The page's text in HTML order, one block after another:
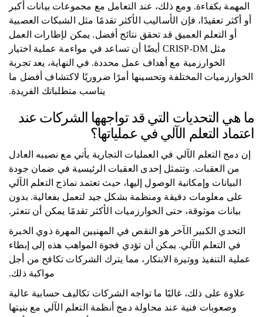
المهمة بكفاءة. ومع ذلك، عند التعامل مع مجموعات بيانات أكبر
أو أكثر تعقيدًا، فإن الأساليب الأكثر تقدمًا مثل الشبكات العصبية
أو التعلم العميق قد تحقق نتائج أفضل. يمكن لإطارات العمل
مثل CRISP-DM أيضًا أن تساعد في مواءمة عملية اختيار
الخوارزمية مع أهداف عمل محددة. في النهاية، يعد تجربة
الخوارزميات المختلفة وتحسينها أمرًا ضروريًا لاكتشاف أفضل ما
يناسب متطلباتك الفريدة.
ما هي التحديات التي قد تواجهها الشركات عند
اعتماد التعلم الآلي في عملياتها؟
إن دمج التعلم الآلي في العمليات التجارية يأتي مع نصيبه العادل
من العقبات. وتتمثل إحدى العقبات الرئيسية في ضمان جودة
البيانات وإمكانية الوصول إليها، حيث تعتمد نماذج التعلم الآلي
على معلومات دقيقة ومنظمة بشكل جيد لتعمل بفعالية. بدون
بيانات موثوقة، حتى الخوارزميات الأكثر تقدمًا يمكن أن تتعثر.
التحدي الكبير الآخر هو النقص في المهنيين المهرة ذوي الخبرة
في التعلم الآلي. يمكن أن تؤدي فجوة المواهب هذه إلى إبطاء
عملية التنفيذ ووتيرة الابتكار، مما يترك الشركات تكافح من أجل
مواكبة ذلك.
علاوة على ذلك، غالبًا ما تواجه الشركات تكاليف حسابية عالية
وصعوبات فنية عند محاولة دمج أنظمة التعلم الآلي مع بنيتها